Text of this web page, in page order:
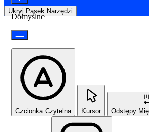
Ukryj Pasek Narzędzi
Domyślne
Czcionka Czytelna Kursor Odstępy